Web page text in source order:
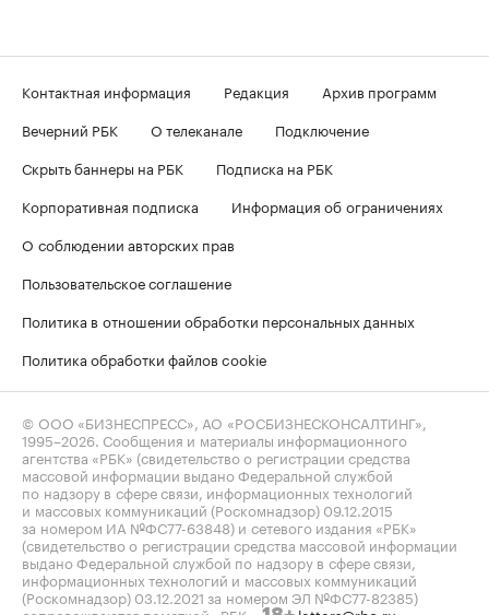
Контактная информация Редакция
Архив программ
Вечерний РБК
О телеканале
Подключение
Скрыть баннеры на РБК
Подписка на РБК
Корпоративная подписка
Информация об ограничениях
О соблюдении авторских прав
Пользовательское соглашение
Политика в отношении обработки персональных данных
Политика обработки файлов cookie
© ООО «БИЗНЕСПРЕСС», АО «РОСБИЗНЕСКОНСАЛТИНГ»,
1995–2026 . Сообщения и материалы информационного
агентства «РБК» (свидетельство о регистрации средства
массовой информации выдано Федеральной службой
по надзору в сфере связи, информационных технологий
и массовых коммуникаций (Роскомнадзор) 09.12.2015
за номером ИА №ФС77-63848) и сетевого издания «РБК»
(свидетельство о регистрации средства массовой информации
выдано Федеральной службой по надзору в сфере связи,
информационных технологий и массовых коммуникаций
(Роскомнадзор) 03.12.2021 за номером ЭЛ №ФС77-82385)